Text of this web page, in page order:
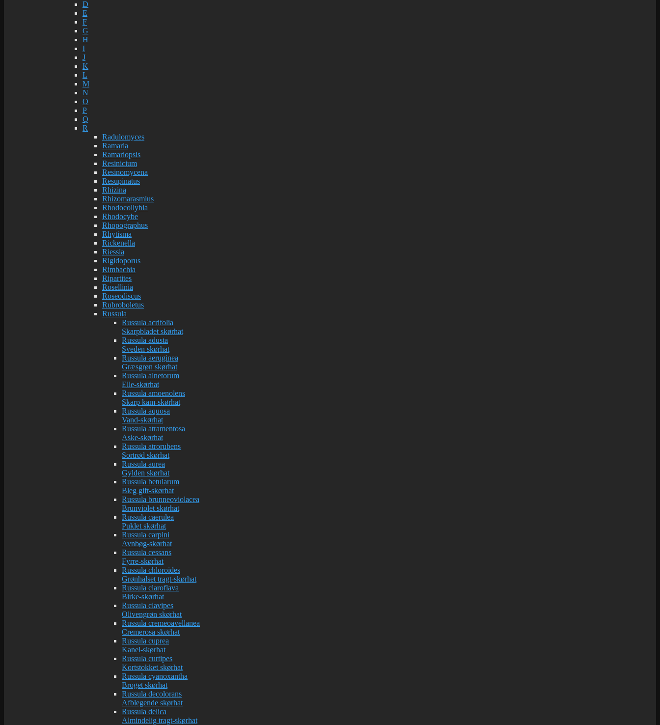
D
E
F
G
H
I
J
K
L
M
N
O
P
Q
R
Radulomyces
Ramaria
Ramariopsis
Resinicium
Resinomycena
Resupinatus
Rhizina
Rhizomarasmius
Rhodocollybia
Rhodocybe
Rhopographus
Rhytisma
Rickenella
Riessia
Rigidoporus
Rimbachia
Ripartites
Rosellinia
Roseodiscus
Rubroboletus
Russula
Russula acrifolia
Skarpbladet skørhat
Russula adusta
Sveden skørhat
Russula aeruginea
Græsgrøn skørhat
Russula alnetorum
Elle-skørhat
Russula amoenolens
Skarp kam-skørhat
Russula aquosa
Vand-skørhat
Russula atramentosa
Aske-skørhat
Russula atrorubens
Sortrød skørhat
Russula aurea
Gylden skørhat
Russula betularum
Bleg gift-skørhat
Russula brunneoviolacea
Brunviolet skørhat
Russula caerulea
Puklet skørhat
Russula carpini
Avnbøg-skørhat
Russula cessans
Fyrre-skørhat
Russula chloroides
Grønhalset tragt-skørhat
Russula claroflava
Birke-skørhat
Russula clavipes
Olivengrøn skørhat
Russula cremeoavellanea
Cremerosa skørhat
Russula cuprea
Kanel-skørhat
Russula curtipes
Kortstokket skørhat
Russula cyanoxantha
Broget skørhat
Russula decolorans
Afblegende skørhat
Russula delica
Almindelig tragt-skørhat